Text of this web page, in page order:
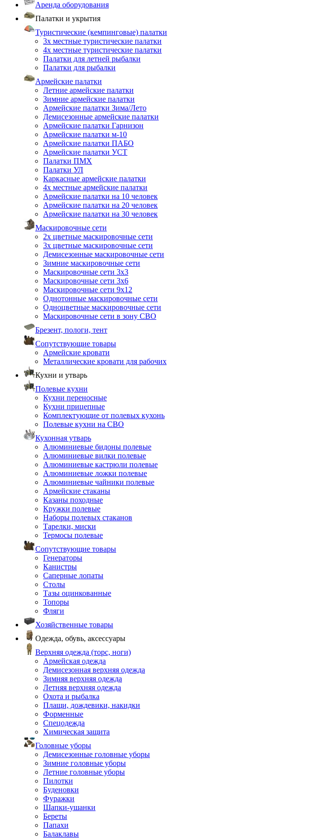
Аренда оборудования
Палатки и укрытия
Туристические (кемпинговые) палатки
3х местные туристические палатки
4х местные туристические палатки
Палатки для летней рыбалки
Палатки для рыбалки
Армейские палатки
Летние армейские палатки
Зимние армейские палатки
Армейские палатки Зима/Лето
Демисезонные армейские палатки
Армейские палатки Гарнизон
Армейские палатки м-10
Армейские палатки ПАБО
Армейские палатки УСТ
Палатки ПМХ
Палатки УЛ
Каркасные армейские палатки
4х местные армейские палатки
Армейские палатки на 10 человек
Армейские палатки на 20 человек
Армейские палатки на 30 человек
Маскировочные сети
2х цветные маскировочные сети
3х цветные маскировочные сети
Демисезонные маскировочные сети
Зимние маскировочные сети
Маскировочные сети 3х3
Маскировочные сети 3х6
Маскировочные сети 9х12
Однотонные маскировочные сети
Одноцветные маскировочные сети
Маскировочные сети в зону СВО
Брезент, пологи, тент
Сопутствующие товары
Армейские кровати
Металлические кровати для рабочих
Кухни и утварь
Полевые кухни
Кухни переносные
Кухни прицепные
Комплектующие от полевых кухонь
Полевые кухни на СВО
Кухонная утварь
Алюминиевые бидоны полевые
Алюминиевые вилки полевые
Алюминиевые кастрюли полевые
Алюминиевые ложки полевые
Алюминиевые чайники полевые
Армейские стаканы
Казаны походные
Кружки полевые
Наборы полевых стаканов
Тарелки, миски
Термосы полевые
Сопутствующие товары
Генераторы
Канистры
Саперные лопаты
Столы
Тазы оцинкованные
Топоры
Фляги
Хозяйственные товары
Одежда, обувь, аксессуары
Верхняя одежда (торс, ноги)
Армейская одежда
Демисезонная верхняя одежда
Зимняя верхняя одежда
Летняя верхняя одежда
Охота и рыбалка
Плащи, дождевики, накидки
Форменные
Спецодежда
Химическая защита
Головные уборы
Демисезонные головные уборы
Зимние головные уборы
Летние головные уборы
Пилотки
Буденовки
Фуражки
Шапки-ушанки
Береты
Папахи
Балаклавы